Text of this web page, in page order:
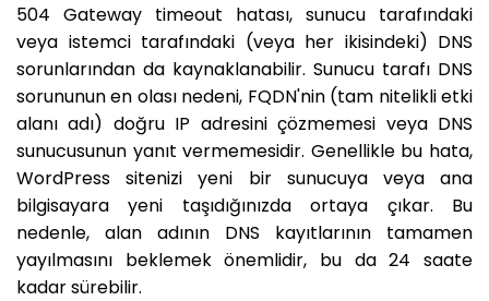
504 Gateway timeout hatası, sunucu tarafındaki
veya istemci tarafındaki (veya her ikisindeki) DNS
sorunlarından da kaynaklanabilir. Sunucu tarafı DNS
sorununun en olası nedeni, FQDN'nin (tam nitelikli etki
alanı adı) doğru IP adresini çözmemesi veya DNS
sunucusunun yanıt vermemesidir. Genellikle bu hata,
WordPress sitenizi yeni bir sunucuya veya ana
bilgisayara yeni taşıdığınızda ortaya çıkar. Bu
nedenle, alan adının DNS kayıtlarının tamamen
yayılmasını beklemek önemlidir, bu da 24 saate
kadar sürebilir.